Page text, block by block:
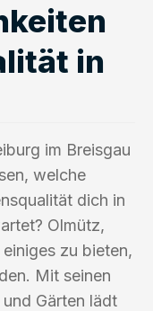
in
im Breisgau
welche
dich in
Olmütz,
zu bieten,
Mit seinen
Gärten lädt